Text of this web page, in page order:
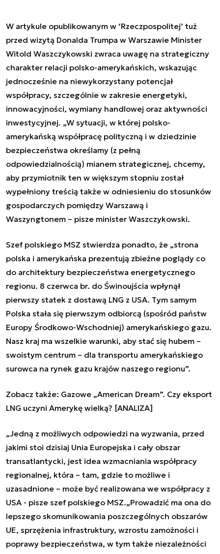
W artykule opublikowanym w ‘Rzeczpospolitej’ tuż
przed wizytą Donalda Trumpa w Warszawie Minister
Witold Waszczykowski zwraca uwagę na strategiczny
charakter relacji polsko-amerykańskich, wskazując
jednocześnie na niewykorzystany potencjał
współpracy, szczególnie w zakresie energetyki,
innowacyjności, wymiany handlowej oraz aktywności
inwestycyjnej. „W sytuacji, w której polsko-
amerykańską współpracę polityczną i w dziedzinie
bezpieczeństwa określamy (z pełną
odpowiedzialnością) mianem strategicznej, chcemy,
aby przymiotnik ten w większym stopniu został
wypełniony treścią także w odniesieniu do stosunków
gospodarczych pomiędzy Warszawą i
Waszyngtonem – pisze minister Waszczykowski.
Szef polskiego MSZ stwierdza ponadto, że „strona
polska i amerykańska prezentują zbieżne poglądy co
do architektury bezpieczeństwa energetycznego
regionu. 8 czerwca br. do Świnoujścia wpłynął
pierwszy statek z dostawą LNG z USA. Tym samym
Polska stała się pierwszym odbiorcą (spośród państw
Europy Środkowo-Wschodniej) amerykańskiego gazu.
Nasz kraj ma wszelkie warunki, aby stać się hubem –
swoistym centrum – dla transportu amerykańskiego
surowca na rynek gazu krajów naszego regionu”.
Zobacz także: Gazowe „American Dream”. Czy eksport
LNG uczyni Amerykę wielką? [ANALIZA]
„Jedną z możliwych odpowiedzi na wyzwania, przed
jakimi stoi dzisiaj Unia Europejska i cały obszar
transatlantycki, jest idea wzmacniania współpracy
regionalnej, która – tam, gdzie to możliwe i
uzasadnione – może być realizowana we współpracy z
USA - pisze szef polskiego MSZ.„Prowadzić ma ona do
lepszego skomunikowania poszczególnych obszarów
UE, sprzężenia infrastruktury, wzrostu zamożności i
poprawy bezpieczeństwa, w tym także niezależności